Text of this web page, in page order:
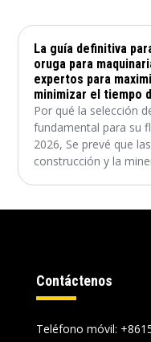
La guía definitiva
oruga para
expertos para
minimizar el tiempo
Por qué la selección
fundamental para su
2026, Se prevé que
construcción y la
Contáctenos
Teléfono móvil: